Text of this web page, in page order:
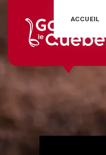
content
ACCUEIL